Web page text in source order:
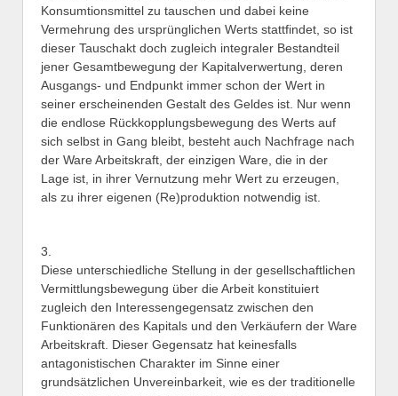
Konsumtionsmittel zu tauschen und dabei keine
Vermehrung des ursprünglichen Werts stattfindet, so ist
dieser Tauschakt doch zugleich integraler Bestandteil
jener Gesamtbewegung der Kapitalverwertung, deren
Ausgangs- und Endpunkt immer schon der Wert in
seiner erscheinenden Gestalt des Geldes ist. Nur wenn
die endlose Rückkopplungsbewegung des Werts auf
sich selbst in Gang bleibt, besteht auch Nachfrage nach
der Ware Arbeitskraft, der einzigen Ware, die in der
Lage ist, in ihrer Vernutzung mehr Wert zu erzeugen,
als zu ihrer eigenen (Re)produktion notwendig ist.
3.
Diese unterschiedliche Stellung in der gesellschaftlichen
Vermittlungsbewegung über die Arbeit konstituiert
zugleich den Interessengegensatz zwischen den
Funktionären des Kapitals und den Verkäufern der Ware
Arbeitskraft. Dieser Gegensatz hat keinesfalls
antagonistischen Charakter im Sinne einer
grundsätzlichen Unvereinbarkeit, wie es der traditionelle